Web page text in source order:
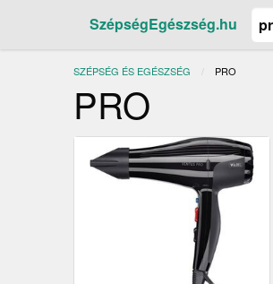
SzépségEgészség.hu
SZÉPSÉG ÉS EGÉSZSÉG JELENLEGI:
PRO
PRO